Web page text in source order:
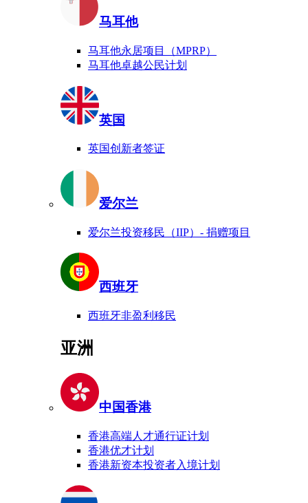
马耳他
马耳他永居项目（MPRP）
马耳他卓越公民计划
英国
英国创新者签证
爱尔兰
爱尔兰投资移民（IIP）- 捐赠项目
西班牙
西班牙非盈利移民
亚洲
中国香港
香港高端人才通行证计划
香港优才计划
香港新资本投资者入境计划